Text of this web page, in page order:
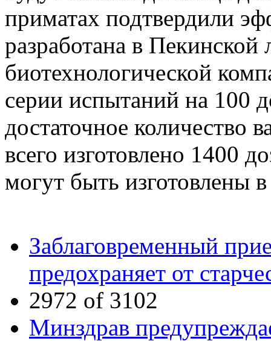
приматах подтвердили
разработана в
биотехнологической
серии испытаний на 100
достаточное количество
всего изготовлено 1400
могут быть изготовлены
Заблаговременный
предохраняет от
2972 of 3102
Минздрав